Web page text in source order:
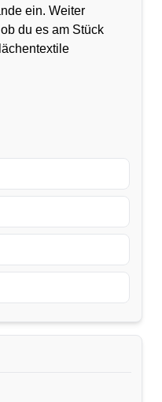
ein. Weiter
du es am Stück